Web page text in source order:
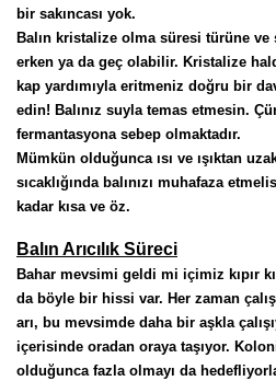
bir sakıncası yok.
Balın kristalize olma süresi türüne
erken ya da geç olabilir. Kristalize
kap yardımıyla eritmeniz doğru bir
edin! Balınız suyla temas etmesin.
fermantasyona sebep olmaktadır.
Mümkün olduğunca ısı ve ışıktan
sıcaklığında balınızı muhafaza
kadar kısa ve öz.
Balın Arıcılık Süreci
Bahar mevsimi geldi mi içimiz kıpır
da böyle bir hissi var. Her zaman
arı, bu mevsimde daha bir aşkla
içerisinde oradan oraya taşıyor.
olduğunca fazla olmayı da